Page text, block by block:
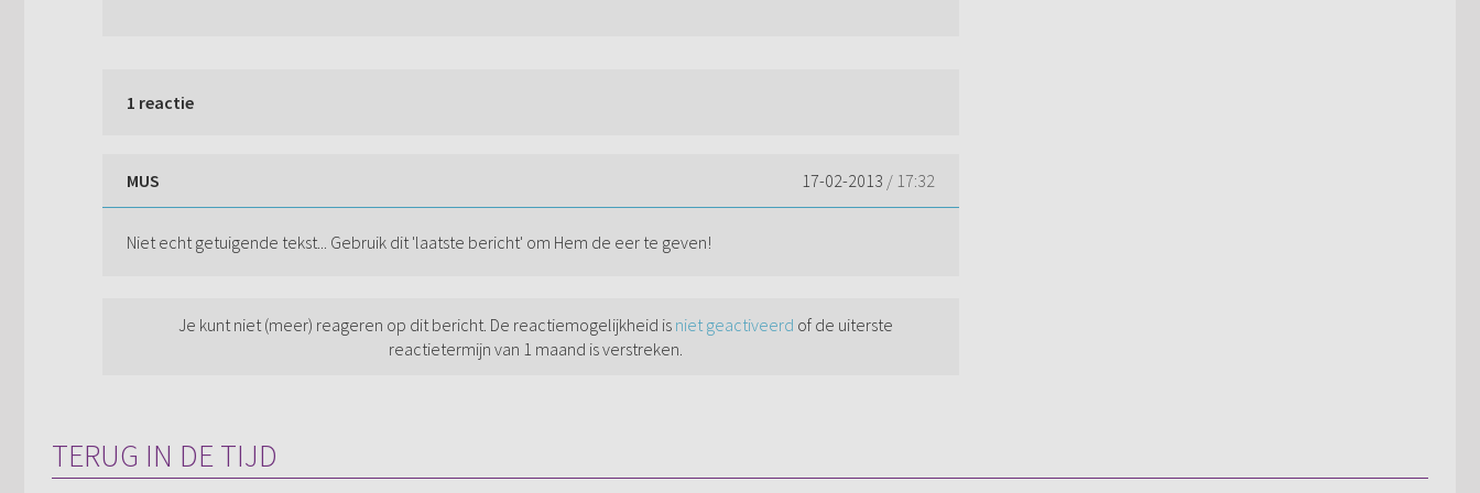
1 reactie
MUS 17-02-2013 / 17:32
Niet echt getuigende tekst... Gebruik dit 'laatste bericht' om Hem de eer te geven!
Je kunt niet (meer) reageren op dit bericht. De reactiemogelijkheid is niet geactiveerd of de uiterste
reactietermijn van 1 maand is verstreken.
TERUG IN DE TIJD